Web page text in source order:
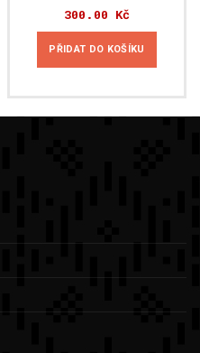
300.00 Kč
PŘIDAT DO KOŠÍKU